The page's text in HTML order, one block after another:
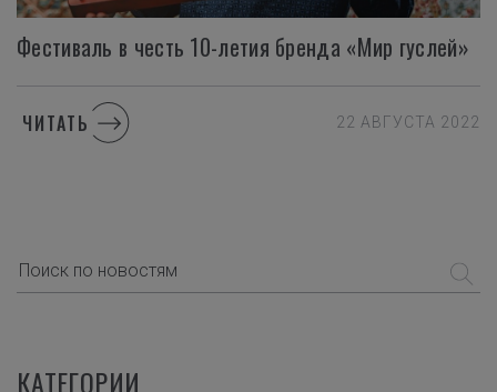
Фестиваль в честь 10-летия бренда «Мир гуслей»
ЧИТАТЬ 22 АВГУСТА 2022
КАТЕГОРИИ